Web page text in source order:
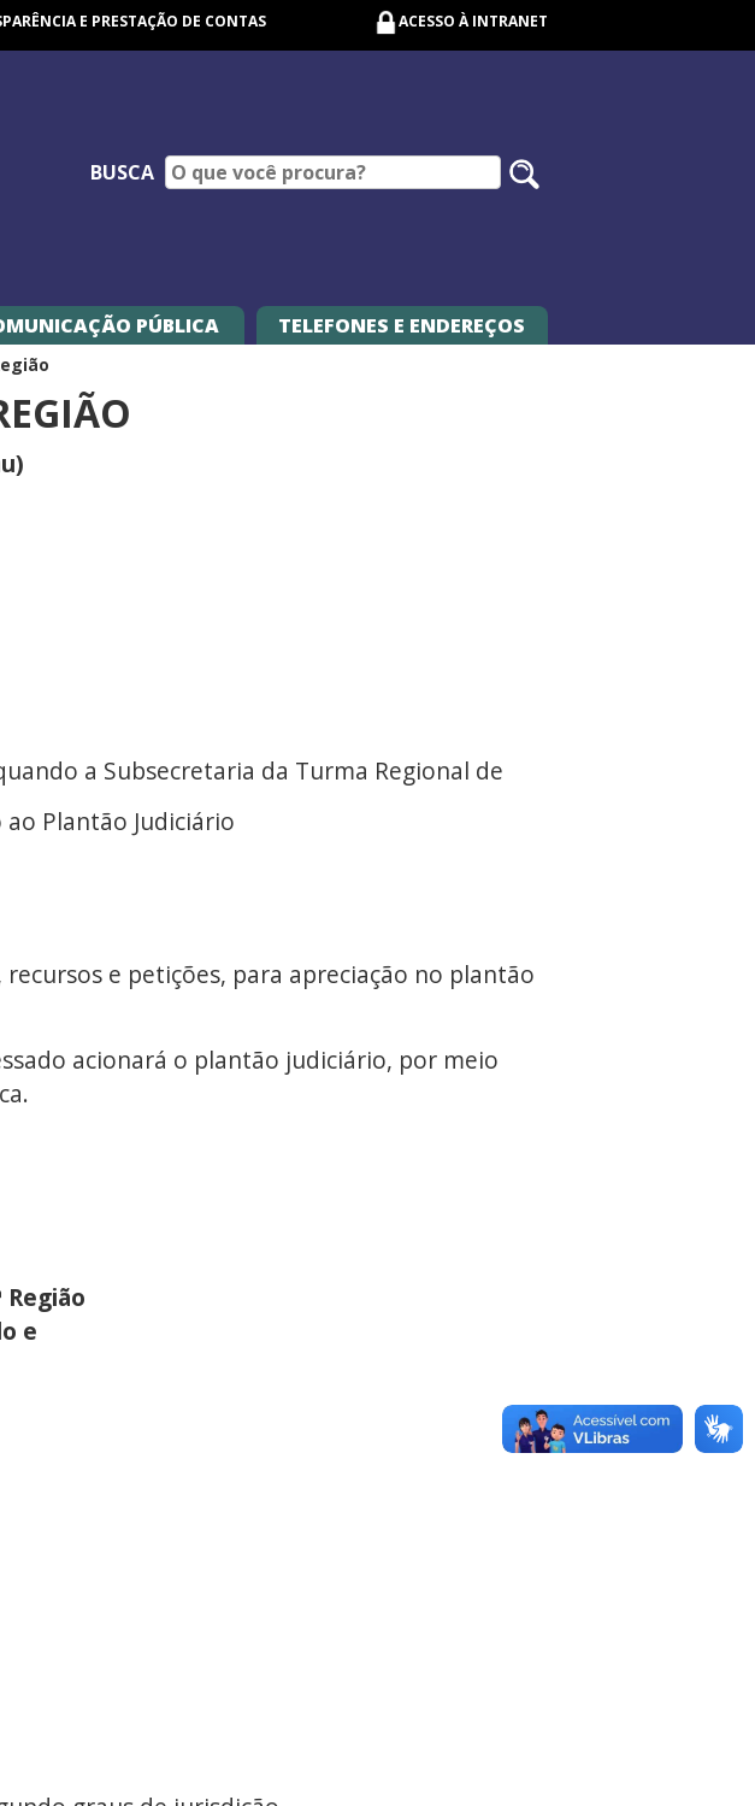
E PRESTAÇÃO DE CONTAS ACESSO À INTRANET
BUSCA
PÚBLICA TELEFONES E ENDEREÇOS
da Turma Regional de
Judiciário
e petições, para apreciação no plantão
acionará o plantão judiciário, por meio
Região
e